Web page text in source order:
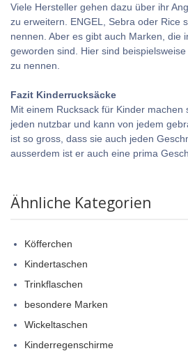
Viele Hersteller gehen dazu über ihr
zu erweitern. ENGEL, Sebra oder Rice
nennen. Aber es gibt auch Marken, die
geworden sind. Hier sind
zu nennen.
Fazit Kinderrucksäcke
Mit einem Rucksack für Kinder machen
jeden nutzbar und kann von jedem
ist so gross, dass sie auch jeden
ausserdem ist er auch eine prima
Ähnliche Kategorien
Köfferchen
Kindertaschen
Trinkflaschen
besondere Marken
Wickeltaschen
Kinderregenschirme